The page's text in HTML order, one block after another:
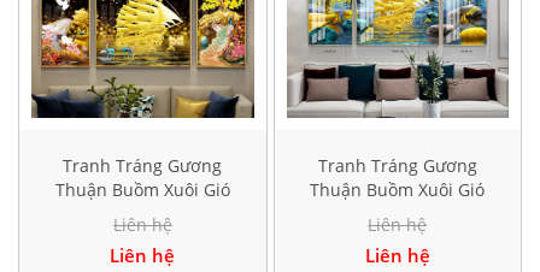
Tranh Tráng Gương
Thuận Buồm Xuôi Gió
Hiện Đại TK166
Liên hệ
Liên hệ
Tranh Tráng Gương
Thuận Buồm Xuôi Gió
Hiện Đại TK194
Liên hệ
Liên hệ